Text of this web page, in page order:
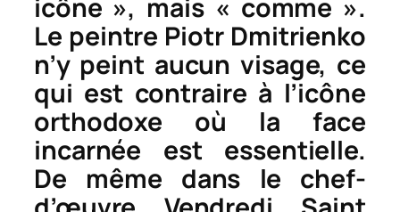
icône », mais « comme ».
Le peintre Piotr Dmitrienko
n’y peint aucun visage, ce
qui est contraire à l’icône
orthodoxe où la face
incarnée est essentielle.
De même dans le chef-